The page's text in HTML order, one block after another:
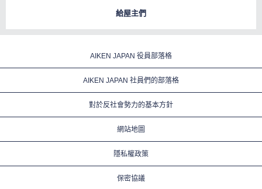
給屋主們
AIKEN JAPAN 役員部落格
AIKEN JAPAN 社員們的部落格
對於反社會勢力的基本方針
網站地圖
隱私權政策
保密協議